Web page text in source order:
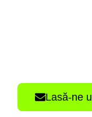
Lasă-ne